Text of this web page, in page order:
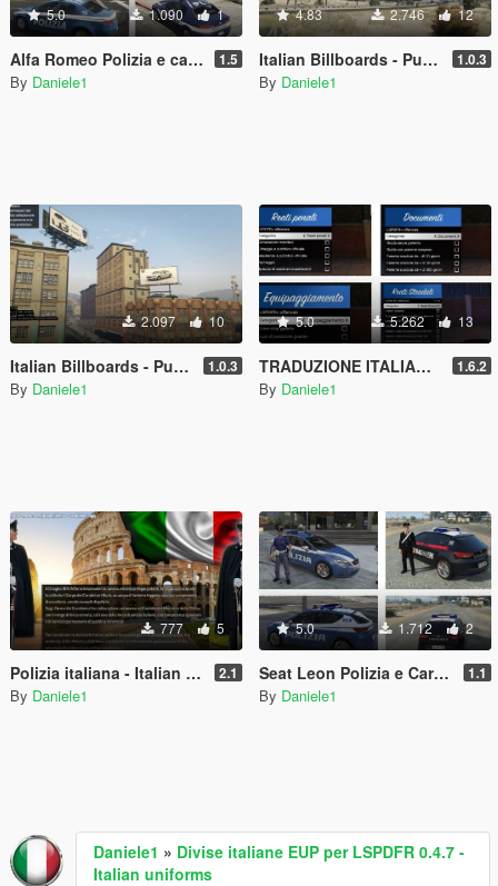
5.0 1.090 1
Alfa Romeo Polizia e carabinieri Retextured 1.5
By Daniele1
4.83 2.746 12
Italian Billboards - Pubblicità italiane (Country) 1.0.3
By Daniele1
2.097 10
Italian Billboards - Pubblicità italiane (Downtown) 1.0.3
By Daniele1
5.0 5.262 13
TRADUZIONE ITALIANO Traffic Policer LSPDFR+ Computer+ e Search Warrant 1.6.2
By Daniele1
777 5
Polizia italiana - Italian police loading screens 2.1
By Daniele1
5.0 1.712 2
Seat Leon Polizia e Carabinieri Retextured 1.1
By Daniele1
Daniele1 » Divise italiane EUP per LSPDFR 0.4.7 -
Italian uniforms